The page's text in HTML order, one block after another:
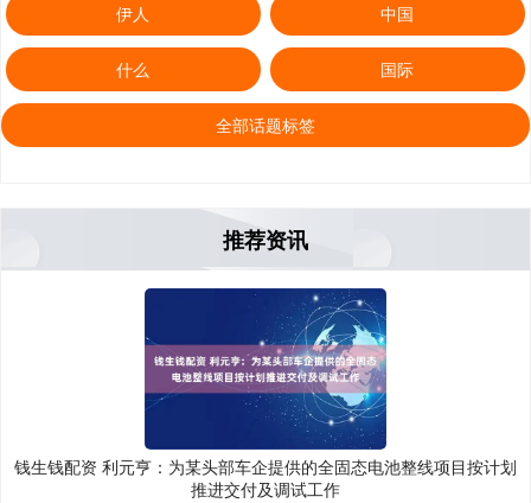
伊人 中国
什么 国际
全部话题标签
推荐资讯
钱生钱配资 利元亨：为某头部车企提供的全固态电池整线项目按计划
推进交付及调试工作